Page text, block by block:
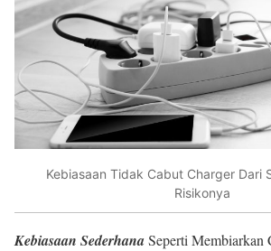
Kebiasaan Tidak Cabut Charger Dari
Risikonya
Kebiasaan SederhanaSeperti Membiarkan